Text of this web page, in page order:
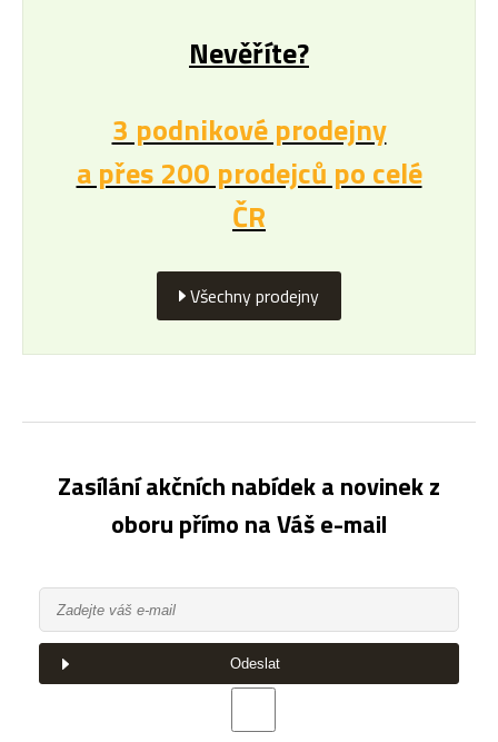
Nevěříte?
3 podnikové prodejny
a přes 200 prodejců po celé
ČR
Všechny prodejny
Zasílání akčních nabídek a novinek z
oboru přímo na Váš e-mail
Odeslat